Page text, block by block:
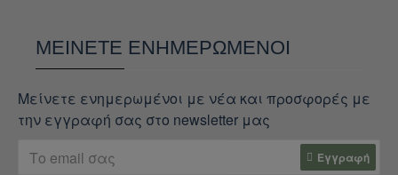
ΜΕΊΝΕΤΕ ΕΝΗΜΕΡΩΜΈΝΟΙ
Μείνετε ενημερωμένοι με νέα και προσφορές με
την εγγραφή σας στο newsletter μας
Εγγραφή